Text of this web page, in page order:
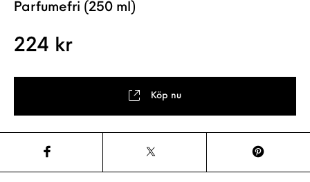
Parfumefri (250 ml)
224 kr
Köp nu